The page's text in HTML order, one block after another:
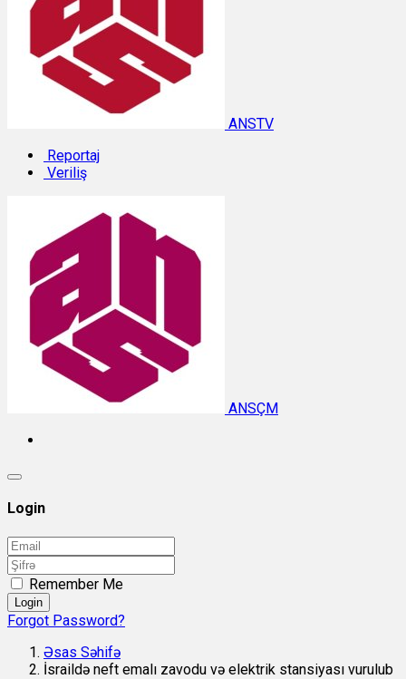
ANSTV
Reportaj
Veriliş
ANSÇM
Login
Remember Me
Login
Forgot Password?
Əsas Səhifə
İsraildə neft emalı zavodu və elektrik stansiyası vurulub